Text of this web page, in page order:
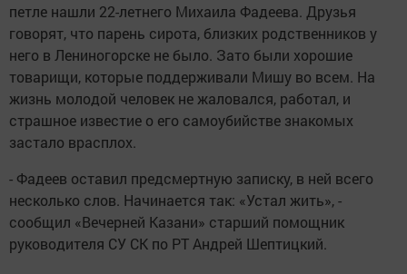
петле нашли 22-летнего Михаила Фадеева. Друзья
говорят, что парень сирота, близких родственников у
него в Лениногорске не было. Зато были хорошие
товарищи, которые поддерживали Мишу во всем. На
жизнь молодой человек не жаловался, работал, и
страшное известие о его самоубийстве знакомых
застало врасплох.
- Фадеев оставил предсмертную записку, в ней всего
несколько слов. Начинается так: «Устал жить», -
сообщил «Вечерней Казани» старший помощник
руководителя СУ СК по РТ Андрей Шептицкий.